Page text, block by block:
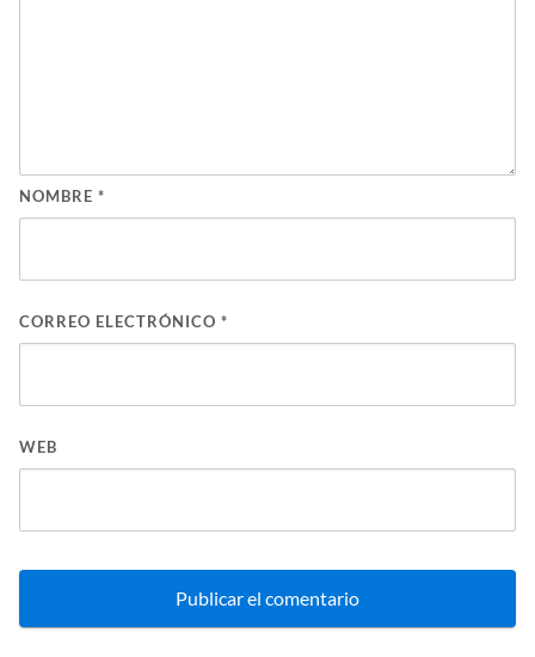
NOMBRE *
CORREO ELECTRÓNICO *
WEB